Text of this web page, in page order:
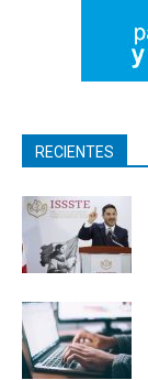
RECIENTES